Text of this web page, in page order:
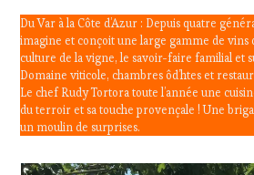
Du Var à la Côte d’Azur : Depuis quatre
imagine et conçoit une large gamme de
culture de la vigne, le savoir-faire familial et
Domaine viticole, chambres ôd’htes et
Le chef Rudy Tortora toute l’année une
du terroir et sa touche provençale ! Une
un moulin de surprises.